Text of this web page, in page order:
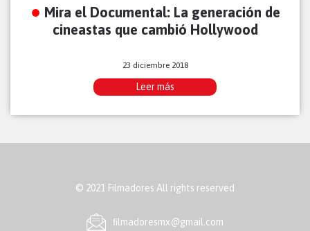
Mira el Documental: La generación de
cineastas que cambió Hollywood
23 diciembre 2018
Leer más
© 2021 Filmadores All rights reserved
ﬁlmadoresmx@gmail.com